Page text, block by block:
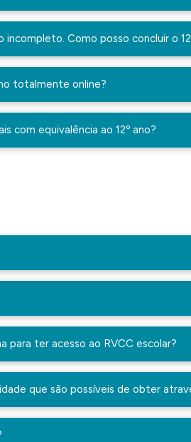
incompleto. Como posso concluir o
totalmente online?
com equivalência ao 12º ano?
para ter acesso ao RVCC escolar?
que são possíveis de obter